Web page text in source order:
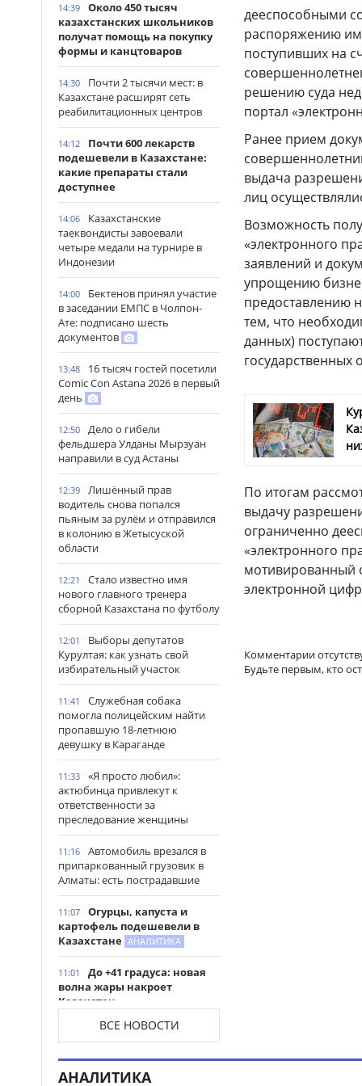
14:39
Около 450 тысяч
казахстанских школьников
получат помощь на покупку
формы и канцтоваров
14:30
Почти 2 тысячи мест: в
Казахстане расширят сеть
реабилитационных центров
14:12
Почти 600 лекарств
подешевели в Казахстане:
какие препараты стали
доступнее
14:06
Казахстанские
таеквондисты завоевали
четыре медали на турнире в
Индонезии
14:00
Бектенов принял участие
в заседании ЕМПС в Чолпон-
Ате: подписано шесть
документов
13:48
16 тысяч гостей посетили
Comic Con Astana 2026 в первый
день
12:50
Дело о гибели
фельдшера Улданы Мырзуан
направили в суд Астаны
12:39
Лишённый прав
водитель снова попался
пьяным за рулём и отправился
в колонию в Жетысуской
области
12:21
Стало известно имя
нового главного тренера
сборной Казахстана по футболу
12:01
Выборы депутатов
Курултая: как узнать свой
избирательный участок
11:41
Служебная собака
помогла полицейским найти
пропавшую 18-летнюю
девушку в Караганде
11:33
«Я просто любил»:
актюбинца привлекут к
ответственности за
преследование женщины
11:16
Автомобиль врезался в
припаркованный грузовик в
Алматы: есть пострадавшие
11:07
Огурцы, капуста и
картофель подешевели в
Казахстане АНАЛИТИКА
11:01
До +41 градуса: новая
волна жары накроет
Казахстан
Архивистов и IT-
специалистов в Казахстане
могут включить в программу
господдержки для работы в
ВСЕ НОВОСТИ
дееспособными
распоряжению
поступивших на
решению суда
портал
Ранее прием
выдача
лиц
Возможность
«электронного
заявлений и
упрощению
предоставлению
тем, что
данных)
государственных
По итогам
выдачу
ограниченно
«электронного
мотивированный
электронной
Комментарии
Будьте первым, кто
АНАЛИТИКА